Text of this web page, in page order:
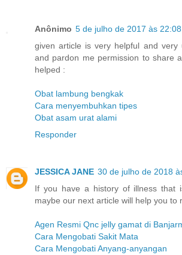
Anônimo 5 de julho de 2017 às 22:08
given article is very helpful and very
and pardon me permission to share
helped :
Obat lambung bengkak
Cara menyembuhkan tipes
Obat asam urat alami
Responder
JESSICA JANE 30 de julho de 2018
If you have a history of illness that
maybe our next article will help you to
Agen Resmi Qnc jelly gamat di
Cara Mengobati Sakit Mata
Cara Mengobati Anyang-anyangan